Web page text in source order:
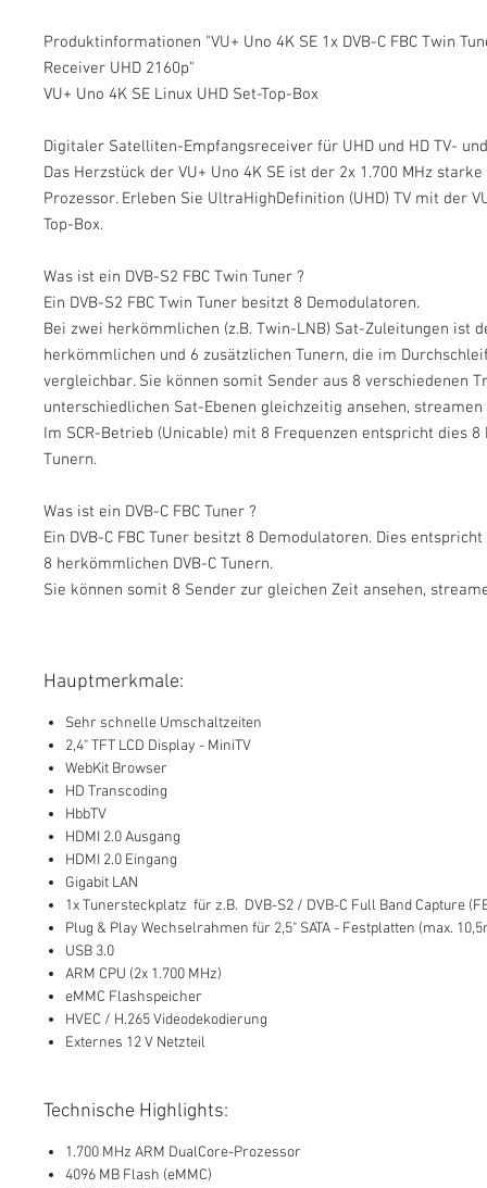
Produktinformationen "VU+ Uno 4K SE 1x DVB-C FBC Twin
Receiver UHD 2160p"
VU+ Uno 4K SE Linux UHD Set-Top-Box
Digitaler Satelliten-Empfangsreceiver für UHD und HD TV-
Das Herzstück der VU+ Uno 4K SE ist der 2x 1.700 MHz starke
Prozessor. Erleben Sie UltraHighDefinition (UHD) TV mit der
Top-Box.
Was ist ein DVB-S2 FBC Twin Tuner ?
Ein DVB-S2 FBC Twin Tuner besitzt 8 Demodulatoren.
Bei zwei herkömmlichen (z.B. Twin-LNB) Sat-Zuleitungen ist
herkömmlichen und 6 zusätzlichen Tunern, die im
vergleichbar. Sie können somit Sender aus 8 verschiedenen
unterschiedlichen Sat-Ebenen gleichzeitig ansehen,
Im SCR-Betrieb (Unicable) mit 8 Frequenzen entspricht dies
Tunern.
Was ist ein DVB-C FBC Tuner ?
Ein DVB-C FBC Tuner besitzt 8 Demodulatoren. Dies
8 herkömmlichen DVB-C Tunern.
Sie können somit 8 Sender zur gleichen Zeit ansehen,
Hauptmerkmale:
Sehr schnelle Umschaltzeiten
2,4" TFT LCD Display - MiniTV
WebKit Browser
HD Transcoding
HbbTV
HDMI 2.0 Ausgang
HDMI 2.0 Eingang
Gigabit LAN
1x Tunersteckplatz für z.B. DVB-S2 / DVB-C Full Band Capture
Plug & Play Wechselrahmen für 2,5" SATA - Festplatten (max.
USB 3.0
ARM CPU (2x 1.700 MHz)
eMMC Flashspeicher
HVEC / H.265 Videodekodierung
Externes 12 V Netzteil
Technische Highlights:
1.700 MHz ARM DualCore-Prozessor
4096 MB Flash (eMMC)